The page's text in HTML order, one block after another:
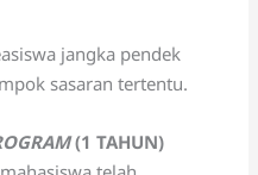
jangka pendek
sasaran tertentu.
(1 TAHUN)